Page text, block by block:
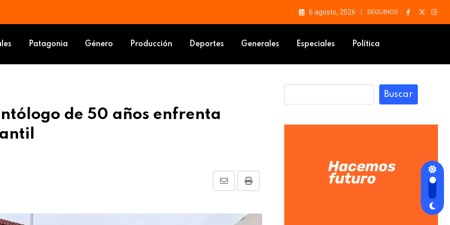
6 agosto, 2026 SEGUINOS :
Patagonia Género Producción Deportes Generales Especiales Política
de 50 años enfrenta
Print
Share
Email
Buscar